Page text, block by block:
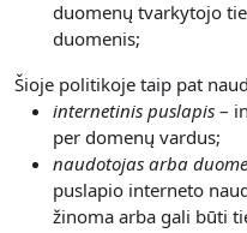
duomenų tvarkytojo
duomenis;
Šioje politikoje taip pat
internetinis puslapis –
per domenų vardus;
naudotojas arba
puslapio interneto
žinoma arba gali būti